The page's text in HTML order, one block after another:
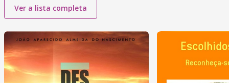
Ver a lista completa